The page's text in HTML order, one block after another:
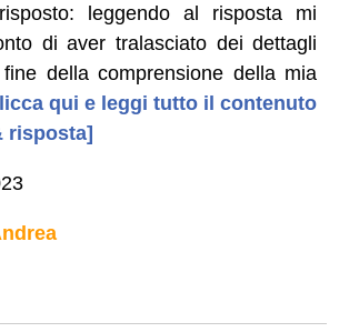
leggendo al risposta mi
di aver tralasciato dei dettagli
della comprensione della mia
qui e leggi tutto il contenuto
risposta]